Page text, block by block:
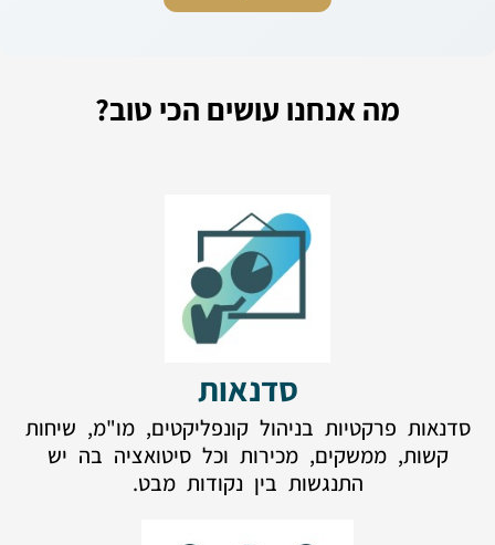
מה אנחנו עושים הכי טוב?
סדנאות
סדנאות פרקטיות בניהול קונפליקטים, מו"מ, שיחות
קשות, ממשקים, מכירות וכל סיטואציה בה יש
התנגשות בין נקודות מבט.